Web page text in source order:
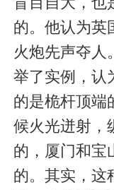
的。他认为英
火炮先声夺人
举了实例，认
的是桅杆顶端
候火光迸射，
的，厦门和宝
的。其实，这